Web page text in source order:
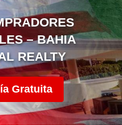
– BAHIA
REALTY
Gratuita